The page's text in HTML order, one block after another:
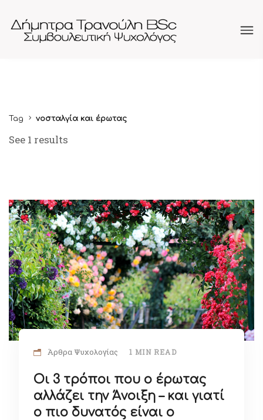
Tag νοσταλγία και έρωτας
See 1 results
Άρθρα Ψυχολογίας 1 MIN READ
Οι 3 τρόποι που ο έρωτας
αλλάζει την Άνοιξη – και γιατί
ο πιο δυνατός είναι ο